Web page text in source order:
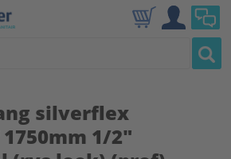
silverflex
1/2"